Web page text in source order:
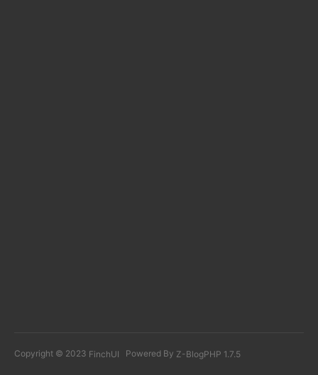
Copyright © 2023 FinchUI Powered By Z-BlogPHP 1.7.5